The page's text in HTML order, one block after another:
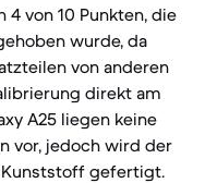
von 10 Punkten, die
wurde, da
von anderen
direkt am
A25 liegen keine
vor, jedoch wird der
Kunststoff gefertigt.